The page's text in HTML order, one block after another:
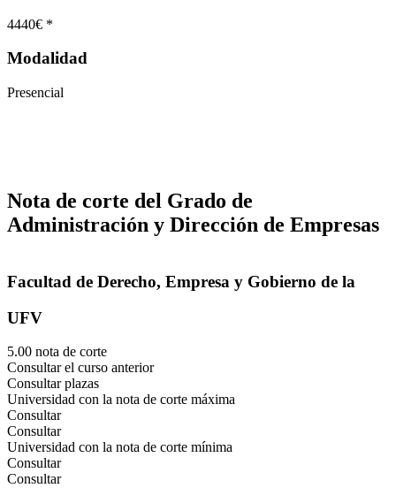
4440€ *
Modalidad
Presencial
Nota de corte del Grado de
Administración y Dirección de Empresas
Facultad de Derecho, Empresa y Gobierno de la
UFV
5.00 nota de corte
Consultar el curso anterior
Consultar plazas
Universidad con la nota de corte máxima
Consultar
Consultar
Universidad con la nota de corte mínima
Consultar
Consultar